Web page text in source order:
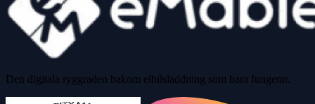
Den digitala ryggraden bakom elbilsladdning som bara fungerar.